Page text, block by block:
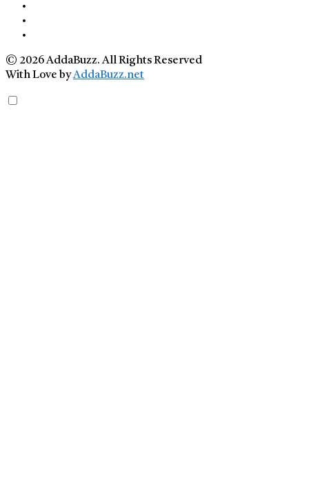
© 2026 AddaBuzz. All Rights Reserved
With Love byAddaBuzz.net